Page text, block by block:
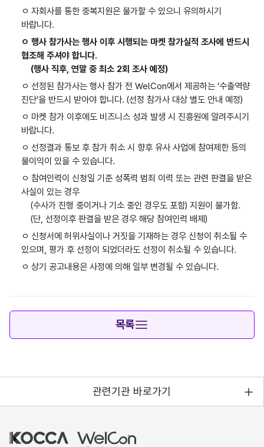
ㅇ 자회사를 통한 중복지원은 불가할 수 있으니 유의하시기
바랍니다.
ㅇ 행사 참가사는 행사 이후 시행되는 마켓 참가실적 조사에 반드시
협조해 주셔야 합니다.
(행사 직후, 연말 중 최소 2회 조사 예정)
ㅇ 선정된 참가사는 행사 참가 전 WelCon에서 제공하는 ‘수출역량
진단’을 반드시 받아야 합니다. (선정 참가사 대상 별도 안내 예정)
ㅇ 마켓 참가 이후에도 비즈니스 성과 발생 시 진흥원에 알려주시기
바랍니다.
ㅇ 선정결과 통보 후 참가 취소 시 향후 유사 사업에 참여제한 등의
불이익이 있을 수 있습니다.
ㅇ 참여인력이 신청일 기준 성폭력 범죄 이력 또는 관련 판결을 받은
사실이 있는 경우
(수사가 진행 중이거나 기소 중인 경우도 포함) 지원이 불가함.
(단, 선정이후 판결을 받은 경우 해당 참여인력 배제)
ㅇ 신청서에 허위사실이나 거짓을 기재하는 경우 신청이 취소될 수
있으며, 평가 후 선정이 되었더라도 선정이 취소될 수 있습니다.
ㅇ 상기 공고내용은 사정에 의해 일부 변경될 수 있습니다.
목록
관련기관 바로가기